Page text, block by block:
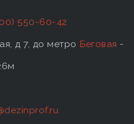
550-60-42
д 7, до метро Беговая -